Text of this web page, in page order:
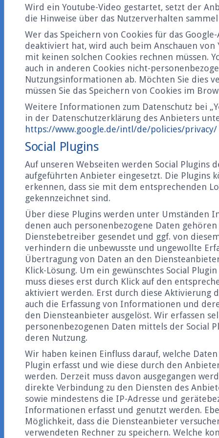
Wird ein Youtube-Video gestartet, setzt der
die Hinweise über das Nutzerverhalten
Wer das Speichern von Cookies für das
deaktiviert hat, wird auch beim Anschauen von
mit keinen solchen Cookies rechnen müssen.
auch in anderen Cookies nicht-
Nutzungsinformationen ab. Möchten Sie dies
müssen Sie das Speichern von Cookies im
Weitere Informationen zum Datenschutz bei
in der Datenschutzerklärung des Anbieters
https://www.google.de/intl/de/policies/privacy/
Social Plugins
Auf unseren Webseiten werden Social Plugins
aufgeführten Anbieter eingesetzt. Die Plugins
erkennen, dass sie mit dem entsprechenden
gekennzeichnet sind.
Über diese Plugins werden unter Umständen
denen auch personenbezogene Daten
Dienstebetreiber gesendet und ggf. von
verhindern die unbewusste und ungewollte
Übertragung von Daten an den
Klick-Lösung. Um ein gewünschtes Social
muss dieses erst durch Klick auf den
aktiviert werden. Erst durch diese Aktivierung
auch die Erfassung von Informationen und
den Diensteanbieter ausgelöst. Wir erfassen
personenbezogenen Daten mittels der Social
deren Nutzung.
Wir haben keinen Einfluss darauf, welche
Plugin erfasst und wie diese durch den
werden. Derzeit muss davon ausgegangen
direkte Verbindung zu den Diensten des
sowie mindestens die IP-Adresse und
Informationen erfasst und genutzt werden.
Möglichkeit, dass die Diensteanbieter
verwendeten Rechner zu speichern. Welche